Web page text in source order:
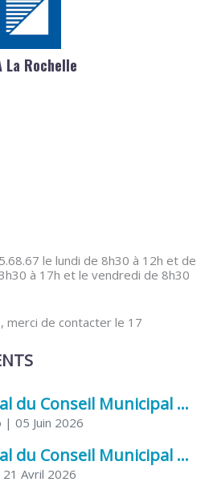
La Rochelle
le lundi de 8h30 à 12h et de
à 17h et le vendredi de 8h30
merci de contacter le 17
Procès-Verbal du Conseil Municipal du 5 juin 2026
| 05 Juin 2026
Procès-Verbal du Conseil Municipal du 21 avril 2026
Avril 2026